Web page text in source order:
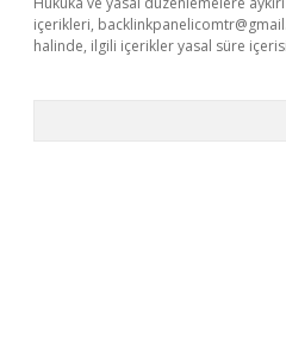
içerikleri,
halinde, ilgili içerikler yasal süre